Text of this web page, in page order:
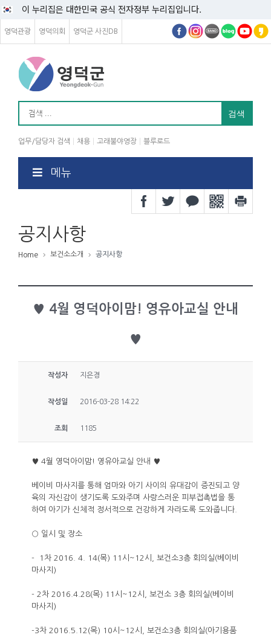
이 누리집은 대한민국 공식 전자정부 누리집입니다.
영덕관광 영덕의회 영덕군 사진DB
업무/담당자 검색 채용 고래불야영장 블루로드
메뉴
공지사항
Home 보건소소개 공지사항
♥ 4월 영덕아이맘! 영유아교실 안내
♥
작성자 지은경
작성일 2016-03-28 14:22
조회 1185
♥ 4월 영덕아이맘! 영유아교실 안내 ♥
베이비 마사지를 통해 엄마와 아기 사이의 유대감이 증진되고 양
육의 자신감이 생기도록 도와주며 사랑스러운 피부접촉법을 통
하여 아기가 신체적 정서적으로 건강하게 자라도록 도와줍니다.
○ 일시 및 장소
- 1차 2016. 4. 14(목) 11시~12시, 보건소3층 회의실(베이비
마사지)
- 2차 2016.4.28(목) 11시~12시, 보건소 3층 회의실(베이비
마사지)
-3차 2016.5.12(목) 10시~12시, 보건소3층 회의실(아기용품